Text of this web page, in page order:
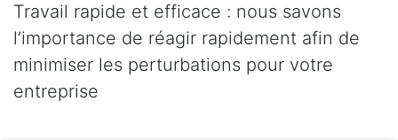
Travail rapide et efficace : nous savons
l’importance de réagir rapidement afin de
minimiser les perturbations pour votre
entreprise